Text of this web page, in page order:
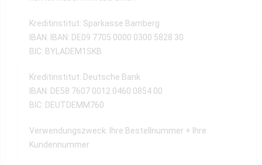
Kreditinstitut: Sparkasse Bamberg
IBAN: IBAN: DE09 7705 0000 0300 5828 30
BIC: BYLADEM1SKB
Kreditinstitut: Deutsche Bank
IBAN: DE58 7607 0012 0460 0854 00
BIC: DEUTDEMM760
Verwendungszweck: Ihre Bestellnummer + Ihre
Kundennummer